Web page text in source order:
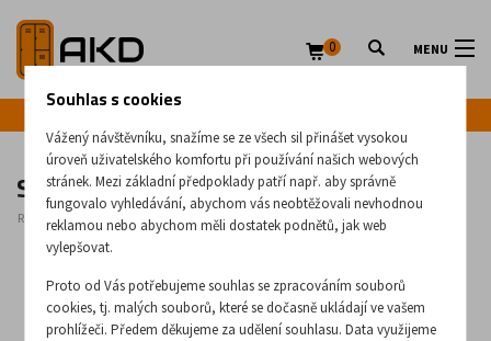
MENU
0
Stojan na infuze Z930
Rozměry: x 600 (mm)
Souhlas s cookies
Vážený návštěvníku, snažíme se ze všech sil přinášet vysokou
úroveň uživatelského komfortu při používání našich webových
stránek. Mezi základní předpoklady patří např. aby správně
fungovalo vyhledávání, abychom vás neobtěžovali nevhodnou
reklamou nebo abychom měli dostatek podnětů, jak web
vylepšovat.
Proto od Vás potřebujeme souhlas se zpracováním souborů
cookies, tj. malých souborů, které se dočasně ukládají ve vašem
prohlížeči. Předem děkujeme za udělení souhlasu. Data využijeme